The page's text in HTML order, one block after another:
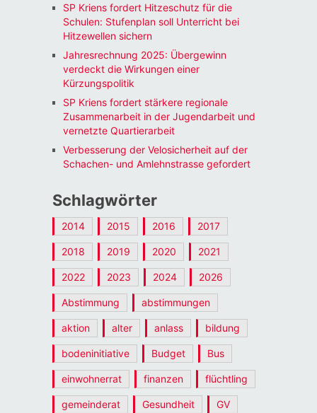
SP Kriens fordert Hitzeschutz für die
Schulen: Stufenplan soll Unterricht bei
Hitzewellen sichern
Jahresrechnung 2025: Übergewinn
verdeckt die Wirkungen einer
Kürzungspolitik
SP Kriens fordert stärkere regionale
Zusammenarbeit in der Jugendarbeit und
vernetzte Quartierarbeit
Verbesserung der Velosicherheit auf der
Schachen- und Amlehnstrasse gefordert
Schlagwörter
2014 2015 2016 2017
2018 2019 2020 2021
2022 2023 2024 2026
Abstimmung abstimmungen
aktion alter anlass bildung
bodeninitiative Budget Bus
einwohnerrat finanzen flüchtling
gemeinderat Gesundheit GV